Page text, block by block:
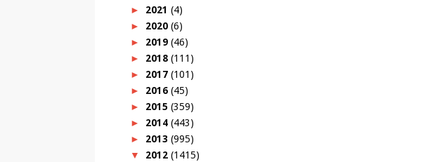
► 2021 (4)
► 2020 (6)
► 2019 (46)
► 2018 (111)
► 2017 (101)
► 2016 (45)
► 2015 (359)
► 2014 (443)
► 2013 (995)
▼ 2012 (1415)